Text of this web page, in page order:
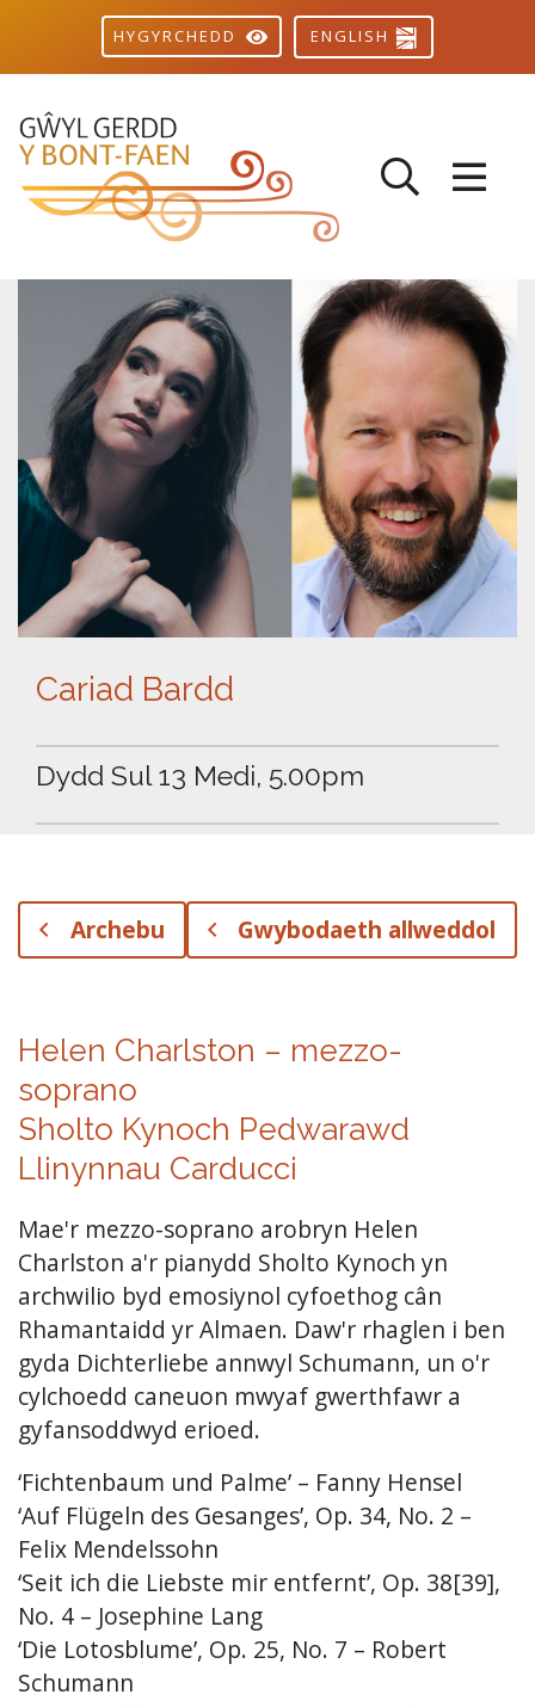
HYGYRCHEDD ENGLISH
Cariad Bardd
Dydd Sul 13 Medi, 5.00pm
Archebu Gwybodaeth allweddol
Helen Charlston – mezzo-
soprano
Sholto Kynoch Pedwarawd
Llinynnau Carducci
Mae'r mezzo-soprano arobryn Helen
Charlston a'r pianydd Sholto Kynoch yn
archwilio byd emosiynol cyfoethog cân
Rhamantaidd yr Almaen. Daw'r rhaglen i ben
gyda Dichterliebe annwyl Schumann, un o'r
cylchoedd caneuon mwyaf gwerthfawr a
gyfansoddwyd erioed.
‘Fichtenbaum und Palme’ – Fanny Hensel
‘Auf Flügeln des Gesanges’, Op. 34, No. 2 –
Felix Mendelssohn
‘Seit ich die Liebste mir entfernt’, Op. 38[39],
No. 4 – Josephine Lang
‘Die Lotosblume’, Op. 25, No. 7 – Robert
Schumann